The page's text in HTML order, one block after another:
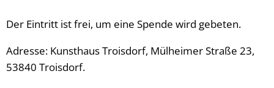
Der Eintritt ist frei, um eine Spende wird gebeten.
Adresse: Kunsthaus Troisdorf, Mülheimer Straße 23,
53840 Troisdorf.